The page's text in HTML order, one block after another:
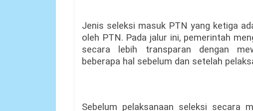
Jenis seleksi masuk PTN yang ketiga
oleh PTN. Pada jalur ini, pemerintah
secara lebih transparan dengan
beberapa hal sebelum dan setelah
Sebelum pelaksanaan seleksi secara